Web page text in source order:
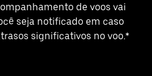
de voos vai
seja notificado em caso
significativos no voo.*